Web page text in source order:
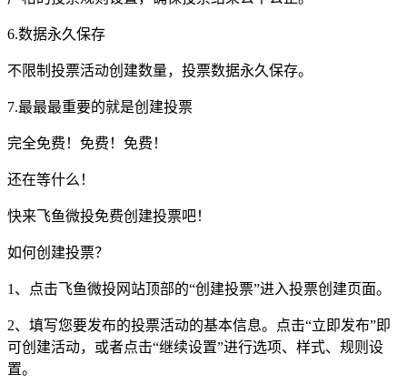
6.数据永久保存
不限制投票活动创建数量，投票数据永久保存。
7.最最最重要的就是创建投票
完全免费！免费！免费！
还在等什么！
快来飞鱼微投免费创建投票吧！
如何创建投票？
1、点击飞鱼微投网站顶部的“创建投票”进入投票创建页面。
2、填写您要发布的投票活动的基本信息。点击“立即发布”即
可创建活动，或者点击“继续设置”进行选项、样式、规则设
置。